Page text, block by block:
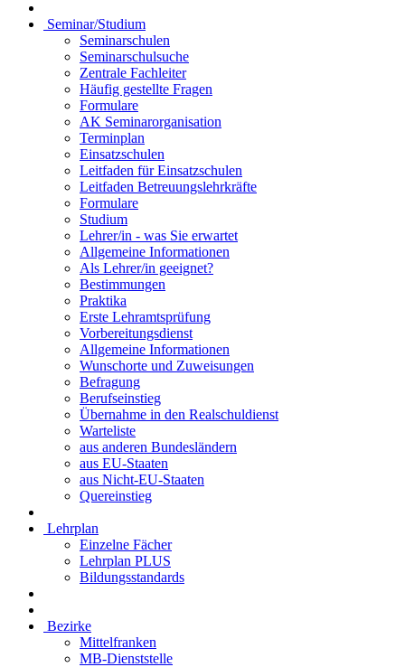
Seminar/Studium
Seminarschulen
Seminarschulsuche
Zentrale Fachleiter
Häufig gestellte Fragen
Formulare
AK Seminarorganisation
Terminplan
Einsatzschulen
Leitfaden für Einsatzschulen
Leitfaden Betreuungslehrkräfte
Formulare
Studium
Lehrer/in - was Sie erwartet
Allgemeine Informationen
Als Lehrer/in geeignet?
Bestimmungen
Praktika
Erste Lehramtsprüfung
Vorbereitungsdienst
Allgemeine Informationen
Wunschorte und Zuweisungen
Befragung
Berufseinstieg
Übernahme in den Realschuldienst
Warteliste
aus anderen Bundesländern
aus EU-Staaten
aus Nicht-EU-Staaten
Quereinstieg
Lehrplan
Einzelne Fächer
Lehrplan PLUS
Bildungsstandards
Bezirke
Mittelfranken
MB-Dienststelle